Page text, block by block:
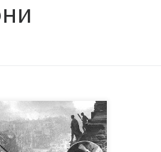
які є
і
як для